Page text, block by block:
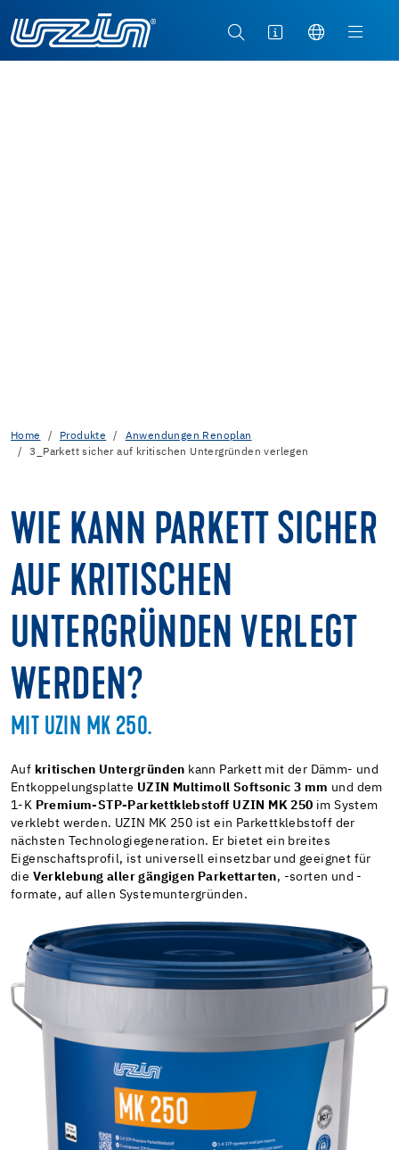
Home Produkte
Anwendungen Renoplan
3_Parkett sicher auf kritischen Untergründen verlegen
WIE KANN PARKETT SICHER
AUF KRITISCHEN
UNTERGRÜNDEN VERLEGT
WERDEN?
MIT UZIN MK 250.
Auf kritischen Untergründen kann Parkett mit der Dämm- und
Entkoppelungsplatte UZIN Multimoll Softsonic 3 mm und dem
1-K Premium-STP-Parkettklebstoff UZIN MK 250 im System
verklebt werden. UZIN MK 250 ist ein Parkettklebstoff der
nächsten Technologiegeneration. Er bietet ein breites
Eigenschaftsprofil, ist universell einsetzbar und geeignet für
die Verklebung aller gängigen Parkettarten, -sorten und -
formate, auf allen Systemuntergründen.